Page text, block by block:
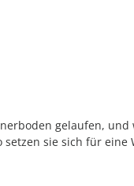
gelaufen,
sie sich für